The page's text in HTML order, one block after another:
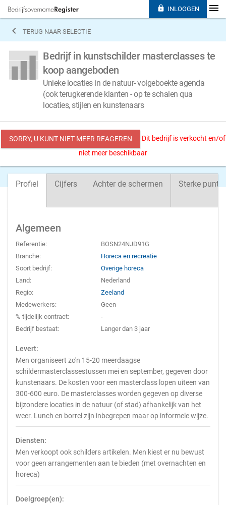
 TERUG NAAR SELECTIE
Bedrijf in kunstschilder masterclasses te
koop aangeboden
Unieke locaties in de natuur- volgeboekte agenda
(ook terugkerende klanten - op te schalen qua
locaties, stijlen en kunstenaars
SORRY, U KUNT NIET MEER REAGEREN
Dit bedrijf is verkocht en/of
niet meer beschikbaar
Profiel Cijfers Achter de schermen Sterke
Algemeen
Referentie:
BOSN24NJD91G
Branche:
Horeca en recreatie
Soort bedrijf:
Overige horeca
Land:
Nederland
Regio:
Zeeland
Medewerkers:
Geen
% tijdelijk contract:
-
Bedrijf bestaat:
Langer dan 3 jaar
Levert:
Men organiseert zo'n 15-20 meerdaagse
schildermasterclassestussen mei en september, gegeven door
kunstenaars. De kosten voor een masterclass lopen uiteen van
300-600 euro. De masterclasses worden gegeven op diverse
bijzondere locaties in de natuur (of stad) afhankelijk van het
weer. Lunch en borrel zijn inbegrepen maar op informele wijze.
Diensten:
Men verkoopt ook schilders artikelen. Men kiest er nu bewust
voor geen arrangementen aan te bieden (met overnachten en
horeca)
Doelgroep(en):
 INLOGGEN